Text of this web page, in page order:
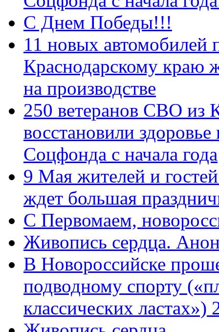
С Днем Победы!!!
11 новых автомобилей
Краснодарскому краю
на производстве
250 ветеранов СВО из
восстановили
Соцфонда с начала года
9 Мая жителей и
ждет большая
C Первомаем,
Живопись сердца.
В Новороссийске
подводному спорту
классических